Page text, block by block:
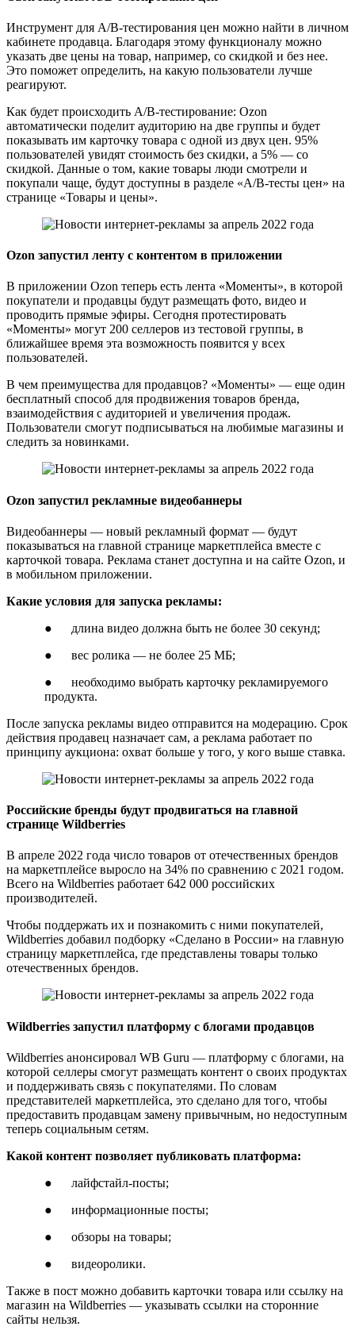
Инструмент для A/B-тестирования цен можно найти в личном
кабинете продавца. Благодаря этому функционалу можно
указать две цены на товар, например, со скидкой и без нее.
Это поможет определить, на какую пользователи лучше
реагируют.
Как будет происходить A/B-тестирование: Ozon
автоматически поделит аудиторию на две группы и будет
показывать им карточку товара с одной из двух цен. 95%
пользователей увидят стоимость без скидки, а 5% — со
скидкой. Данные о том, какие товары люди смотрели и
покупали чаще, будут доступны в разделе «A/B-тесты цен» на
странице «Товары и цены».
Ozon запустил ленту с контентом в приложении
В приложении Ozon теперь есть лента «Моменты», в которой
покупатели и продавцы будут размещать фото, видео и
проводить прямые эфиры. Сегодня протестировать
«Моменты» могут 200 селлеров из тестовой группы, в
ближайшее время эта возможность появится у всех
пользователей.
В чем преимущества для продавцов? «Моменты» — еще один
бесплатный способ для продвижения товаров бренда,
взаимодействия с аудиторией и увеличения продаж.
Пользователи смогут подписываться на любимые магазины и
следить за новинками.
Ozon запустил рекламные видеобаннеры
Видеобаннеры — новый рекламный формат — будут
показываться на главной странице маркетплейса вместе с
карточкой товара. Реклама станет доступна и на сайте Ozon, и
в мобильном приложении.
Какие условия для запуска рекламы:
● длина видео должна быть не более 30 секунд;
● вес ролика — не более 25 МБ;
● необходимо выбрать карточку рекламируемого
продукта.
После запуска рекламы видео отправится на модерацию. Срок
действия продавец назначает сам, а реклама работает по
принципу аукциона: охват больше у того, у кого выше ставка.
Российские бренды будут продвигаться на главной
странице Wildberries
В апреле 2022 года число товаров от отечественных брендов
на маркетплейсе выросло на 34% по сравнению с 2021 годом.
Всего на Wildberries работает 642 000 российских
производителей.
Чтобы поддержать их и познакомить с ними покупателей,
Wildberries добавил подборку «Сделано в России» на главную
страницу маркетплейса, где представлены товары только
отечественных брендов.
Wildberries запустил платформу с блогами продавцов
Wildberries анонсировал WB Guru — платформу с блогами, на
которой селлеры смогут размещать контент о своих продуктах
и поддерживать связь с покупателями. По словам
представителей маркетплейса, это сделано для того, чтобы
предоставить продавцам замену привычным, но недоступным
теперь социальным сетям.
Какой контент позволяет публиковать платформа:
● лайфстайл-посты;
● информационные посты;
● обзоры на товары;
● видеоролики.
Также в пост можно добавить карточки товара или ссылку на
магазин на Wildberries — указывать ссылки на сторонние
сайты нельзя.